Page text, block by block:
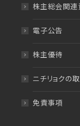
株主総会関連
電子公告
株主優待
ニチリョクの
免責事項